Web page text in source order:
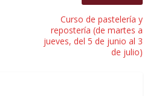
Curso de pastelería y
repostería (de martes a
jueves, del 5 de junio al 3
de julio)